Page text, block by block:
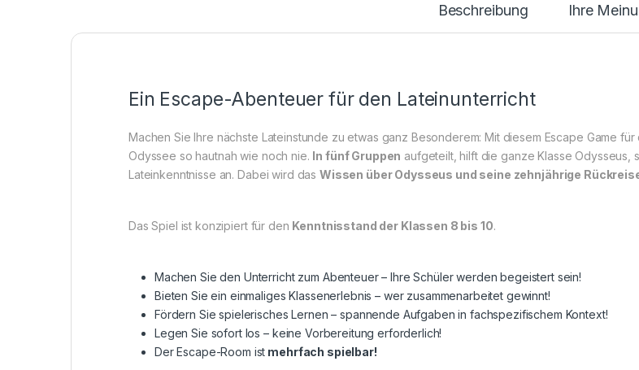
Beschreibung Ihre
Ein Escape-Abenteuer für den Lateinunterricht
Machen Sie Ihre nächste Lateinstunde zu etwas ganz Besonderem: Mit diesem Escape Game
Odyssee so hautnah wie noch nie. In fünf Gruppen aufgeteilt, hilft die ganze Klasse
Lateinkenntnisse an. Dabei wird das Wissen über Odysseus und seine zehnjährige
Das Spiel ist konzipiert für den Kenntnisstand der Klassen 8 bis 10.
Machen Sie den Unterricht zum Abenteuer – Ihre Schüler werden begeistert sein!
Bieten Sie ein einmaliges Klassenerlebnis – wer zusammenarbeitet gewinnt!
Fördern Sie spielerisches Lernen – spannende Aufgaben in fachspezifischem Kontext!
Legen Sie sofort los – keine Vorbereitung erforderlich!
Der Escape-Room ist mehrfach spielbar!